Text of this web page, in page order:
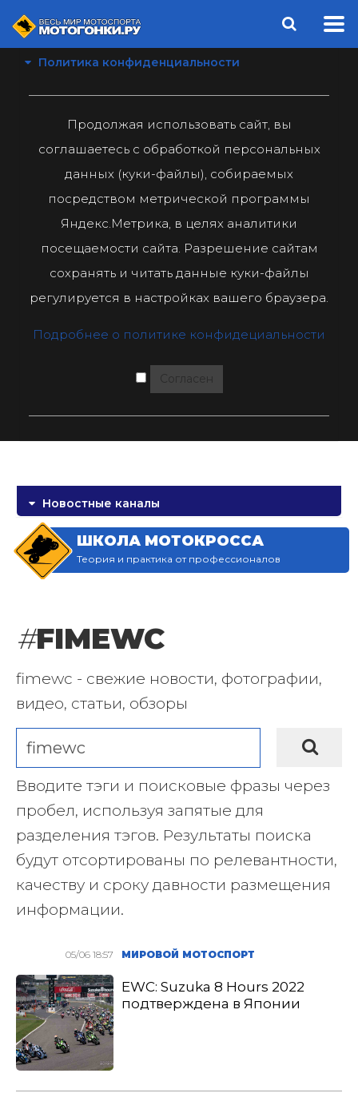
Политика конфиденциальности
Продолжая использовать сайт, вы
соглашаетесь с обработкой персональных
данных (куки-файлы), собираемых
посредством метрической программы
Яндекс.Метрика, в целях аналитики
посещаемости сайта. Разрешение сайтам
сохранять и читать данные куки-файлы
регулируется в настройках вашего браузера.
Подробнее о политике конфидециальности
Согласен
Новостные каналы
ШКОЛА МОТОКРОССА
Теория и практика от профессионалов
#FIMEWC
fimewc - свежие новости, фотографии,
видео, статьи, обзоры
Вводите тэги и поисковые фразы через
пробел, используя запятые для
разделения тэгов. Результаты поиска
будут отсортированы по релевантности,
качеству и сроку давности размещения
информации.
05/06 18:57 МИРОВОЙ МОТОСПОРТ
EWC: Suzuka 8 Hours 2022
подтверждена в Японии